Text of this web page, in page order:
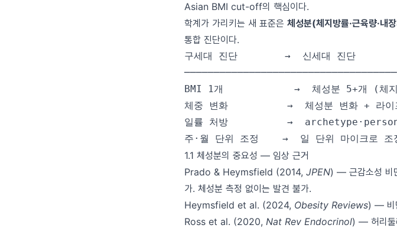
Asian BMI cut-off의 핵심이다.
학계가 가리키는 새 표준은 체성분(체지방률·근육량·내
통합 진단이다.
구세대 진단        →  신세대 진단
BMI 1개            →  체성분 5+개 (체지방률
체중 변화          →  체성분 변화 + 라이
일률 처방          →
1.1 체성분의 중요성 — 임상 근거
Prado & Heymsfield (2014, JPEN) — 근감소성 비
가. 체성분 측정 없이는 발견 불가.
Heymsfield et al. (2024, Obesity Reviews) — 비
Ross et al. (2020, Nat Rev Endocrinol) — 허리둘